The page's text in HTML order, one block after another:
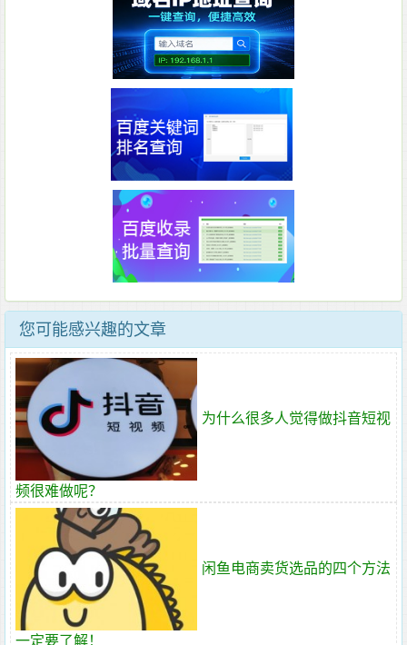
您可能感兴趣的文章
为什么很多人觉得做抖音短视
频很难做呢？
闲鱼电商卖货选品的四个方法
一定要了解！